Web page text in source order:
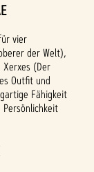
vier
der Welt),
Xerxes (Der
Outfit und
Fähigkeit